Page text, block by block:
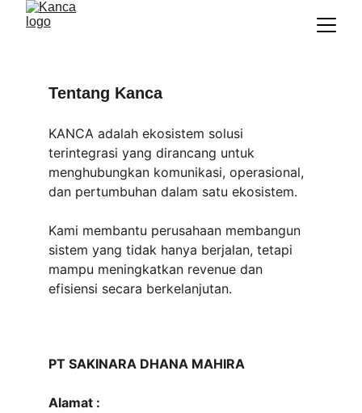
Tentang Kanca
KANCA adalah ekosistem solusi
terintegrasi yang dirancang untuk
menghubungkan komunikasi, operasional,
dan pertumbuhan dalam satu ekosistem.
Kami membantu perusahaan membangun
sistem yang tidak hanya berjalan, tetapi
mampu meningkatkan revenue dan
efisiensi secara berkelanjutan.
PT SAKINARA DHANA MAHIRA
Alamat :